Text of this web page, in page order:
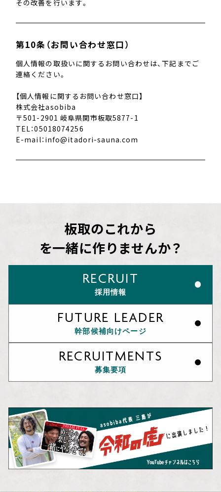
その改善を行います。
第10条（お問い合わせ窓口）
個人情報の取扱いに関するお問い合わせは、下記までご
連絡ください。
【個人情報に関するお問い合わせ窓口】
株式会社asobiba
〒501-2901 岐阜県関市板取5877-1
TEL：05018074256
E-mail：info@itadori-sauna.com
板取のこれから
を一緒に作りませんか？
RECRUIT
採用情報
FUTURE LEADER
幹部候補向けページ
RECRUITMENTS
募集要項